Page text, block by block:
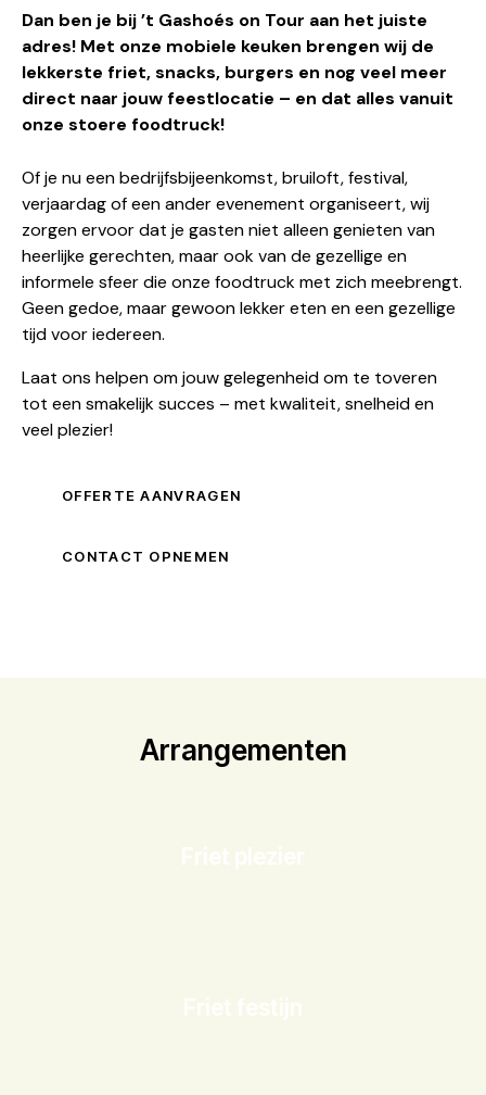
Dan ben je bij ’t Gashoés on Tour aan het juiste
adres! Met onze mobiele keuken brengen wij de
lekkerste friet, snacks, burgers en nog veel meer
direct naar jouw feestlocatie – en dat alles vanuit
onze stoere foodtruck!
Of je nu een bedrijfsbijeenkomst, bruiloft, festival,
verjaardag of een ander evenement organiseert, wij
zorgen ervoor dat je gasten niet alleen genieten van
heerlijke gerechten, maar ook van de gezellige en
informele sfeer die onze foodtruck met zich meebrengt.
Geen gedoe, maar gewoon lekker eten en een gezellige
tijd voor iedereen.
Laat ons helpen om jouw gelegenheid om te toveren
tot een smakelijk succes – met kwaliteit, snelheid en
veel plezier!
OFFERTE AANVRAGEN
CONTACT OPNEMEN
Arrangementen